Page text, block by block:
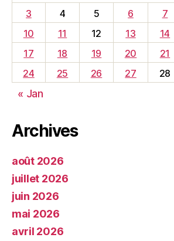
3
4 5 6 7
10
11 12 13 14
17
18 19 20 21
24
25 26 27 28
« Jan
Archives
août 2026
juillet 2026
juin 2026
mai 2026
avril 2026